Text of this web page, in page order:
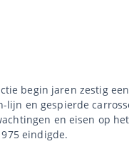
begin jaren zestig
en gespierde
en eisen op
eindigde.